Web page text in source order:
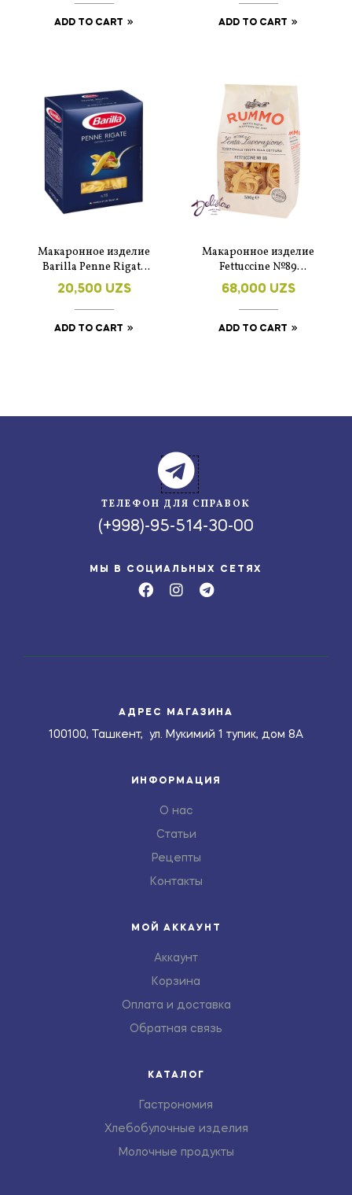
ADD TO CART ADD TO CART
Макаронное изделие
Barilla Penne Rigate
№73 450 г
20,500 UZS
ADD TO CART
Макаронное изделие
Fettuccine №89
Rummo, 500г
68,000 UZS
ADD TO CART
ТЕЛЕФОН ДЛЯ СПРАВОК
(+998)-95-514-30-00
МЫ В СОЦИАЛЬНЫХ СЕТЯХ
АДРЕС МАГАЗИНА
100100, Ташкент, ул. Мукимий 1 тупик, дом 8А
ИНФОРМАЦИЯ
О нас
Статьи
Рецепты
Контакты
МОЙ АККАУНТ
Аккаунт
Корзина
Оплата и доставка
Обратная связь
КАТАЛОГ
Гастрономия
Хлебобулочные изделия
Молочные продукты